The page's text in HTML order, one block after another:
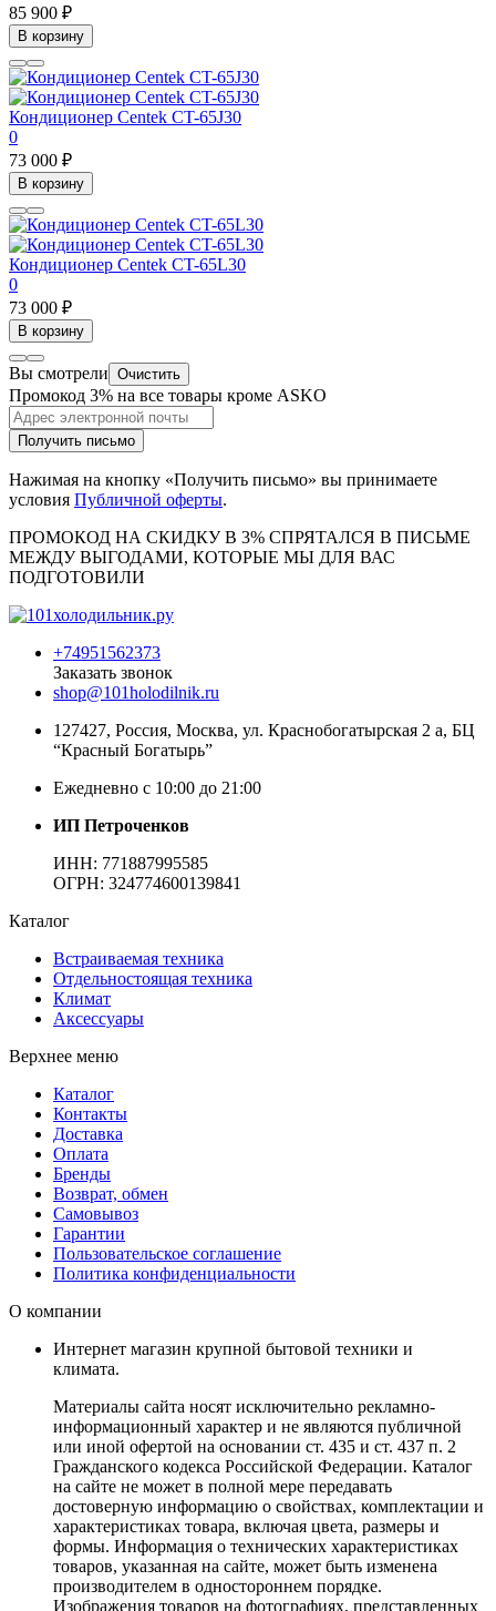
85 900 ₽
В корзину
Кондиционер Centek CT-65J30
0
73 000 ₽
В корзину
Кондиционер Centek CT-65L30
0
73 000 ₽
В корзину
Вы смотрели Очистить
Промокод 3% на все товары кроме ASKO
Получить письмо
Нажимая на кнопку «Получить письмо» вы принимаете
условия Публичной оферты.
ПРОМОКОД НА СКИДКУ В 3% СПРЯТАЛСЯ В ПИCЬМЕ
МЕЖДУ ВЫГОДАМИ, КОТОРЫЕ МЫ ДЛЯ ВАС
ПОДГОТОВИЛИ
+74951562373
Заказать звонок
shop@101holodilnik.ru
127427, Россия, Москва, ул. Краснобогатырская 2 а, БЦ
“Красный Богатырь”
Ежедневно с 10:00 до 21:00
ИП Петроченков
ИНН: 771887995585
ОГРН: 324774600139841
Каталог
Встраиваемая техника
Отдельностоящая техника
Климат
Аксессуары
Верхнее меню
Каталог
Контакты
Доставка
Оплата
Бренды
Возврат, обмен
Самовывоз
Гарантии
Пользовательское соглашение
Политика конфиденциальности
О компании
Интернет магазин крупной бытовой техники и
климата.
Материалы сайта носят исключительно рекламно-
информационный характер и не являются публичной
или иной офертой на основании ст. 435 и ст. 437 п. 2
Гражданского кодекса Российской Федерации. Каталог
на сайте не может в полной мере передавать
достоверную информацию о свойствах, комплектации и
характеристиках товара, включая цвета, размеры и
формы. Информация о технических характеристиках
товаров, указанная на сайте, может быть изменена
производителем в одностороннем порядке.
Изображения товаров на фотографиях, представленных